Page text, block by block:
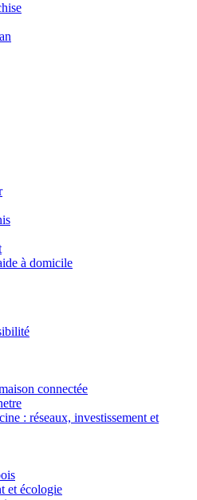
à domicile
connectée
: réseaux, investissement et
et écologie